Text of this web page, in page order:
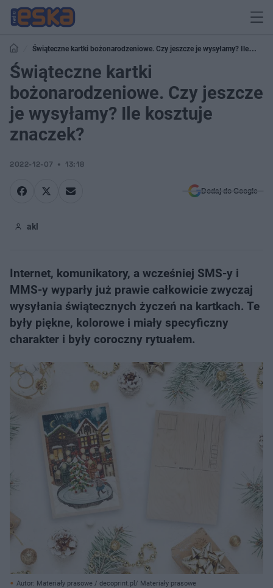
Świąteczne kartki bożonarodzeniowe. Czy jeszcze je wysyłamy? Ile
kosztuje znaczek?
Świąteczne kartki
bożonarodzeniowe. Czy jeszcze
je wysyłamy? Ile kosztuje
znaczek?
2022-12-07 13:18
Dodaj do Google
akl
Internet, komunikatory, a wcześniej SMS-y i
MMS-y wyparły już prawie całkowicie zwyczaj
wysyłania świątecznych życzeń na kartkach. Te
były piękne, kolorowe i miały specyficzny
charakter i były coroczny rytuałem.
Autor: Materiały prasowe / decoprint.pl/ Materiały prasowe